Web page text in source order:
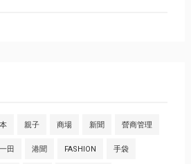
親子 商場 新聞 營商管理
一田 港聞 FASHION 手袋